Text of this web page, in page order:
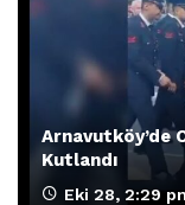
Arnavutköy’de
Kutlandı
Eki 28, 2:29